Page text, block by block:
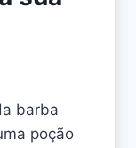
barba
poção